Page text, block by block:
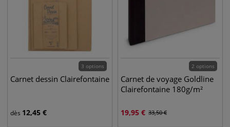
3 options
Carnet dessin Clairefontaine
dès 12,45 €
2 options
Carnet de voyage Goldline
Clairefontaine 180g/m²
19,95 € 33,50€